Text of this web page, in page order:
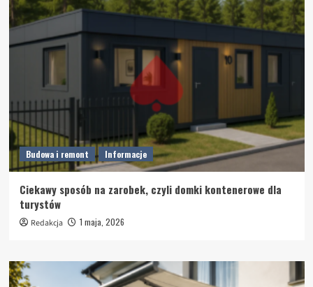
Budowa i remont Informacje
Ciekawy sposób na zarobek, czyli domki kontenerowe dla
turystów
Redakcja 1 maja, 2026